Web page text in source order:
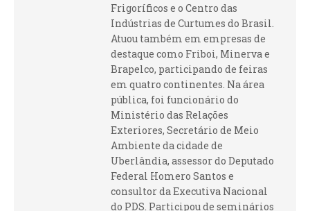
Frigoríficos e o Centro das
Indústrias de Curtumes do Brasil.
Atuou também em empresas de
destaque como Friboi, Minerva e
Brapelco, participando de feiras
em quatro continentes. Na área
pública, foi funcionário do
Ministério das Relações
Exteriores, Secretário de Meio
Ambiente da cidade de
Uberlândia, assessor do Deputado
Federal Homero Santos e
consultor da Executiva Nacional
do PDS. Participou de seminários